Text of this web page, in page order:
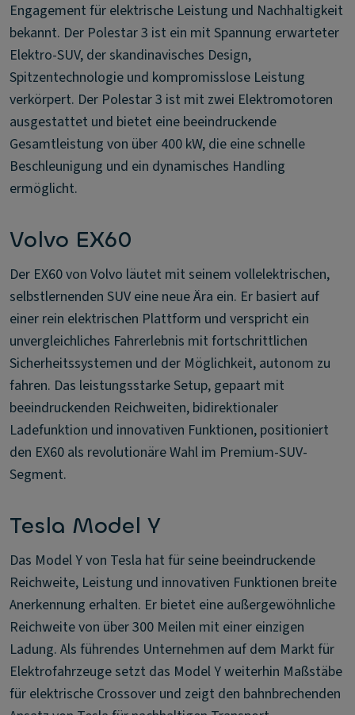
Engagement für elektrische Leistung und Nachhaltigkeit
bekannt. Der Polestar 3 ist ein mit Spannung erwarteter
Elektro-SUV, der skandinavisches Design,
Spitzentechnologie und kompromisslose Leistung
verkörpert. Der Polestar 3 ist mit zwei Elektromotoren
ausgestattet und bietet eine beeindruckende
Gesamtleistung von über 400 kW, die eine schnelle
Beschleunigung und ein dynamisches Handling
ermöglicht.
Volvo EX60
Der EX60 von Volvo läutet mit seinem vollelektrischen,
selbstlernenden SUV eine neue Ära ein. Er basiert auf
einer rein elektrischen Plattform und verspricht ein
unvergleichliches Fahrerlebnis mit fortschrittlichen
Sicherheitssystemen und der Möglichkeit, autonom zu
fahren. Das leistungsstarke Setup, gepaart mit
beeindruckenden Reichweiten, bidirektionaler
Ladefunktion und innovativen Funktionen, positioniert
den EX60 als revolutionäre Wahl im Premium-SUV-
Segment.
Tesla Model Y
Das Model Y von Tesla hat für seine beeindruckende
Reichweite, Leistung und innovativen Funktionen breite
Anerkennung erhalten. Er bietet eine außergewöhnliche
Reichweite von über 300 Meilen mit einer einzigen
Ladung. Als führendes Unternehmen auf dem Markt für
Elektrofahrzeuge setzt das Model Y weiterhin Maßstäbe
für elektrische Crossover und zeigt den bahnbrechenden